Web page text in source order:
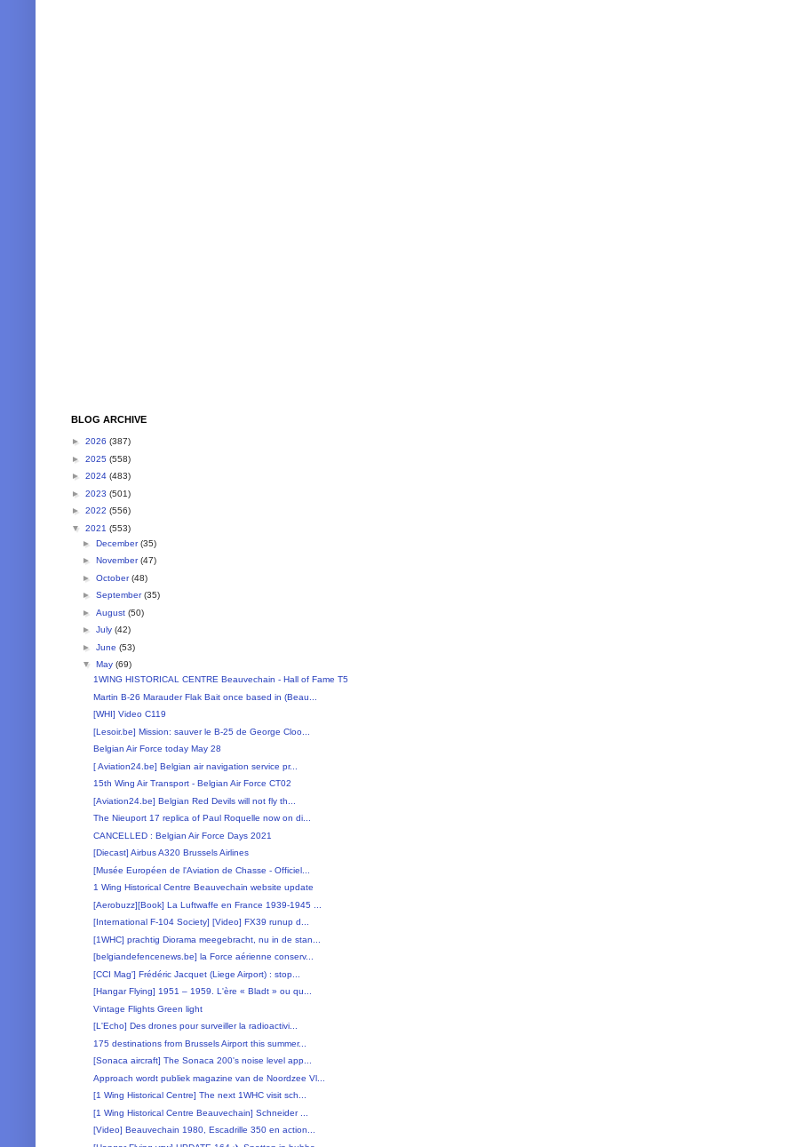
BLOG ARCHIVE
► 2026 (387)
► 2025 (558)
► 2024 (483)
► 2023 (501)
► 2022 (556)
▼ 2021 (553)
► December(35)
► November(47)
► October(48)
► September(35)
► August (50)
► July (42)
► June (53)
▼ May (69)
1WING HISTORICAL CENTRE Beauvechain - Hall of Fame T5
Martin B-26 Marauder Flak Bait once based in (Beau...
[WHI] Video C119
[Lesoir.be] Mission: sauver le B-25 de George Cloo...
Belgian Air Force today May 28
[ Aviation24.be] Belgian air navigation service pr...
15th Wing Air Transport - Belgian Air Force CT02
[Aviation24.be] Belgian Red Devils will not fly th...
The Nieuport 17 replica of Paul Roquelle now on di...
CANCELLED : Belgian Air Force Days 2021
[Diecast] Airbus A320 Brussels Airlines
[Musée Européen de l'Aviation de Chasse - Officiel...
1 Wing Historical Centre Beauvechain website update
[Aerobuzz][Book] La Luftwaffe en France 1939-1945 ...
[International F-104 Society] [Video] FX39 runup d...
[1WHC] prachtig Diorama meegebracht, nu in de stan...
[belgiandefencenews.be] la Force aérienne conserv...
[CCI Mag'] Frédéric Jacquet (Liege Airport) : stop...
[Hangar Flying] 1951 – 1959. L'ère « Bladt » ou qu...
Vintage Flights Green light
[L'Echo] Des drones pour surveiller la radioactivi...
175 destinations from Brussels Airport this summer...
[Sonaca aircraft] The Sonaca 200's noise level app...
Approach wordt publiek magazine van de Noordzee Vl...
[1 Wing Historical Centre] The next 1WHC visit sch...
[1 Wing Historical Centre Beauvechain] Schneider ...
[Video] Beauvechain 1980, Escadrille 350 en action...